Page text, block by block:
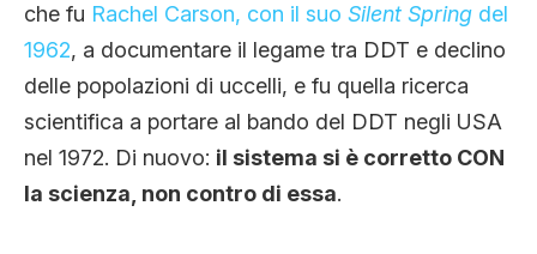
che fu Rachel Carson, con il suo Silent Spring del
1962, a documentare il legame tra DDT e declino
delle popolazioni di uccelli, e fu quella ricerca
scientifica a portare al bando del DDT negli USA
nel 1972. Di nuovo: il sistema si è corretto CON
la scienza, non contro di essa.